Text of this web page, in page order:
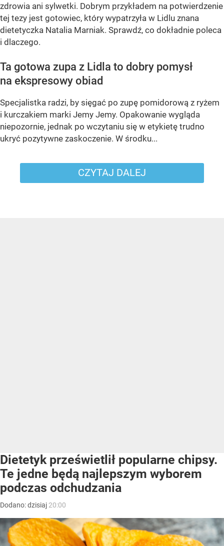
zdrowia ani sylwetki. Dobrym przykładem na potwierdzenie
tej tezy jest gotowiec, który wypatrzyła w Lidlu znana
dietetyczka Natalia Marniak. Sprawdź, co dokładnie poleca
i dlaczego.
Ta gotowa zupa z Lidla to dobry pomysł
na ekspresowy obiad
Specjalistka radzi, by sięgać po zupę pomidorową z ryżem
i kurczakiem marki Jemy Jemy. Opakowanie wygląda
niepozornie, jednak po wczytaniu się w etykietę trudno
ukryć pozytywne zaskoczenie. W środku...
CZYTAJ DALEJ
Dietetyk prześwietlił popularne chipsy.
Te jedne będą najlepszym wyborem
podczas odchudzania
Dodano:dzisiaj 20:00